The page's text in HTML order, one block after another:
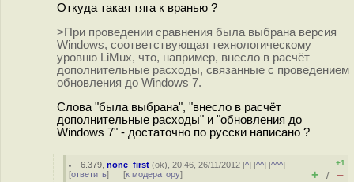
Откуда такая тяга к вранью ?
>При проведении сравнения была выбрана версия
Windows, соответствующая технологическому
уровню LiMux, что, например, внесло в расчёт
дополнительные расходы, связанные с проведением
обновления до Windows 7.
Слова "была выбрана", "внесло в расчёт
дополнительные расходы" и "обновления до
Windows 7" - достаточно по русски написано ?
6.379 ,none_first (ok), 20:46, 26/11/2012 [^] [^^] [^^^]
[ответить] [к модератору]
+1
+ / –